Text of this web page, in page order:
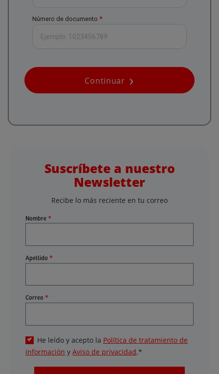
Número de documento *
Continuar